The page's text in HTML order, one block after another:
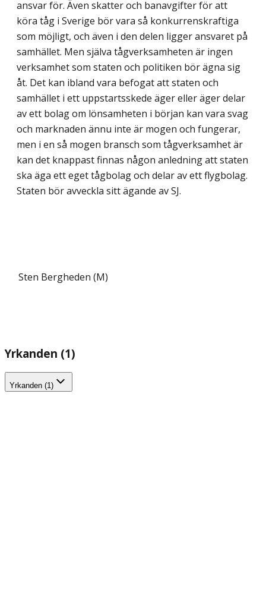
ansvar för. Även skatter och banavgifter för att
köra tåg i Sverige bör vara så konkurrenskraftiga
som möjligt, och även i den delen ligger ansvaret på
samhället. Men själva tågverksamheten är ingen
verksamhet som staten och politiken bör ägna sig
åt. Det kan ibland vara befogat att staten och
samhället i ett uppstartsskede äger eller äger delar
av ett bolag om lönsamheten i början kan vara svag
och marknaden ännu inte är mogen och fungerar,
men i en så mogen bransch som tågverksamhet är
kan det knappast finnas någon anledning att staten
ska äga ett eget tågbolag och delar av ett flygbolag.
Staten bör avveckla sitt ägande av SJ.
Sten Bergheden (M)
Yrkanden (1)
Yrkanden (1)